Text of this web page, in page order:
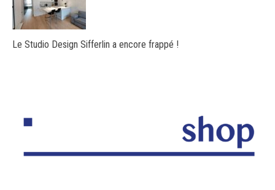
Le Studio Design Sifferlin a encore frappé !